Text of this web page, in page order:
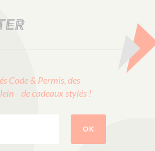
Code & Permis, des
de cadeaux stylés !
OK